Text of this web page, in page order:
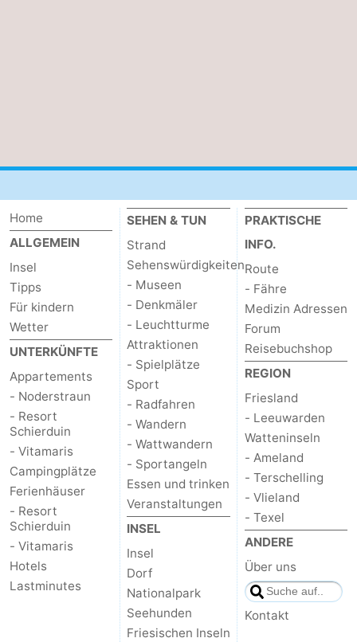
Home
ALLGEMEIN
Insel
Tipps
Für kindern
Wetter
UNTERKÜNFTE
Appartements
- Noderstraun
- Resort
Schierduin
- Vitamaris
Campingplätze
Ferienhäuser
- Resort
Schierduin
- Vitamaris
Hotels
Lastminutes
SEHEN & TUN
Strand
Sehenswürdigkeiten
- Museen
- Denkmäler
- Leuchtturme
Attraktionen
- Spielplätze
Sport
- Radfahren
- Wandern
- Wattwandern
- Sportangeln
Essen und trinken
Veranstaltungen
INSEL
Insel
Dorf
Nationalpark
Seehunden
Friesischen Inseln
PRAKTISCHE
INFO.
Route
- Fähre
Medizin Adressen
Forum
Reisebuchshop
REGION
Friesland
- Leeuwarden
Watteninseln
- Ameland
- Terschelling
- Vlieland
- Texel
ANDERE
Über uns
Kontakt